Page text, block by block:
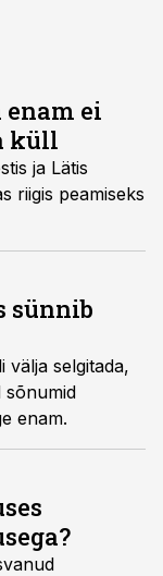
ei
küll
ja Lätis
riigis peamiseks
sünnib
välja selgitada,
sõnumid
enam.